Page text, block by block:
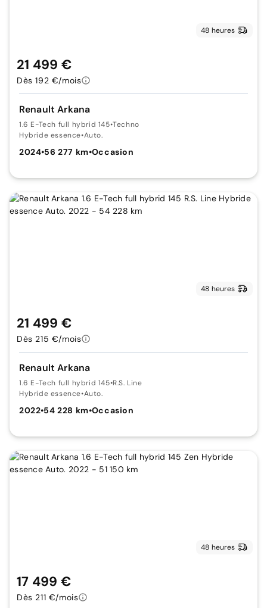
48 heures
Renault Arkana
1.6 E-Tech full hybrid 145•Techno
Hybride essence•Auto.
2024•56 277 km•Occasion
21 499 €
Dès 192 €/mois
48 heures
Renault Arkana
1.6 E-Tech full hybrid 145•R.S. Line
Hybride essence•Auto.
2022•54 228 km•Occasion
21 499 €
Dès 215 €/mois
48 heures
17 499 €
Dès 211 €/mois